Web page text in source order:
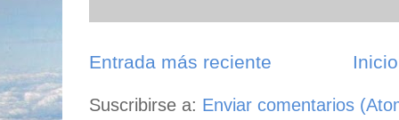
Entrada más reciente Inicio
Suscribirse a: Enviar comentarios